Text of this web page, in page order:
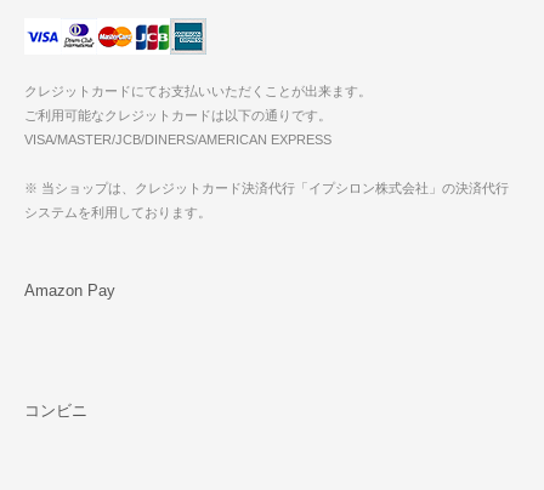
クレジットカードにてお支払いいただくことが出来ます。
ご利用可能なクレジットカードは以下の通りです。
VISA/MASTER/JCB/DINERS/AMERICAN EXPRESS
※ 当ショップは、クレジットカード決済代行「イプシロン株式会社」の決済代行
システムを利用しております。
Amazon Pay
コンビニ